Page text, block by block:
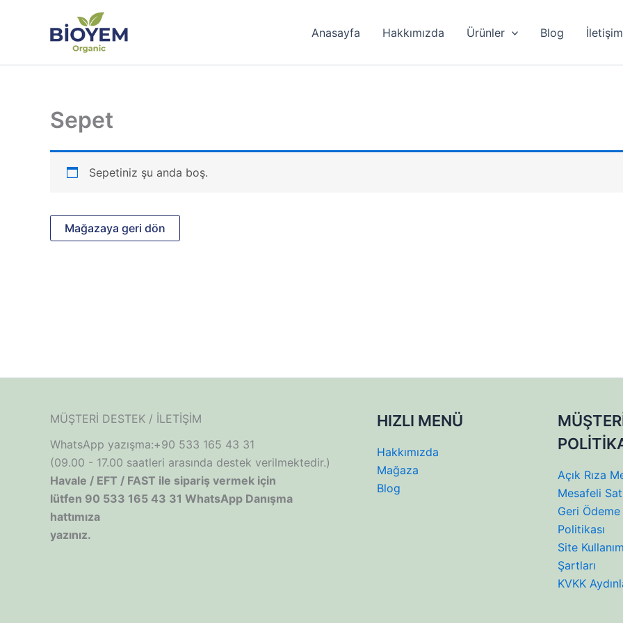
Anasayfa Hakkımızda Ürünler Blog İletişim
Sepet
Sepetiniz şu anda boş.
Mağazaya geri dön
MÜŞTERİ DESTEK / İLETİŞİM
WhatsApp yazışma:+90 533 165 43 31
(09.00 - 17.00 saatleri arasında destek verilmektedir.)
Havale / EFT / FAST ile sipariş vermek için
lütfen 90 533 165 43 31 WhatsApp Danışma
hattımıza
yazınız.
HIZLI MENÜ
Hakkımızda
Mağaza
Blog
Açık Rıza
Mesafeli
Geri
Politikası
Site
Şartları
KVKK